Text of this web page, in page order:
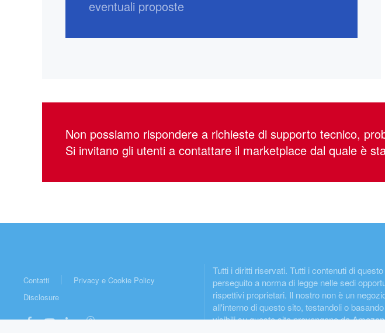
eventuali proposte
Non possiamo rispondere a richieste di supporto tecnico,
Si invitano gli utenti a contattare il marketplace dal quale è
Contatti
Privacy e Cookie Policy
Disclosure
Tutti i diritti riservati. Tutti i contenuti di
perseguito a norma di legge nelle sedi
rispettivi proprietari. Il nostro non è un
all'interno di questo sito, testandoli o
visibili su questo sito provengono da